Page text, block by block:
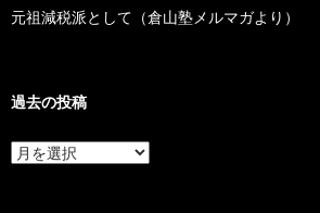
元祖減税派として（倉山塾メルマガより）
過去の投稿
過
去